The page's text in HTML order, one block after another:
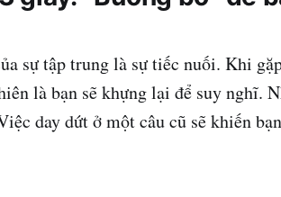
sự tập trung là sự tiếc nuối. Khi
là bạn sẽ khựng lại để suy nghĩ.
day dứt ở một câu cũ sẽ khiến